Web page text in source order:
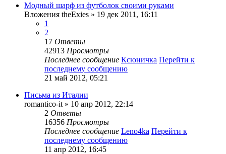
Модный шарф из футболок своими руками
Вложения theExies » 19 дек 2011, 16:11
1
2
17 Ответы
42913 Просмотры
Последнее сообщение Ксюничка Перейти к
последнему сообщению
21 май 2012, 05:21
Письма из Италии
romantico-it » 10 апр 2012, 22:14
2 Ответы
16356 Просмотры
Последнее сообщение Leno4ka Перейти к
последнему сообщению
11 апр 2012, 16:45